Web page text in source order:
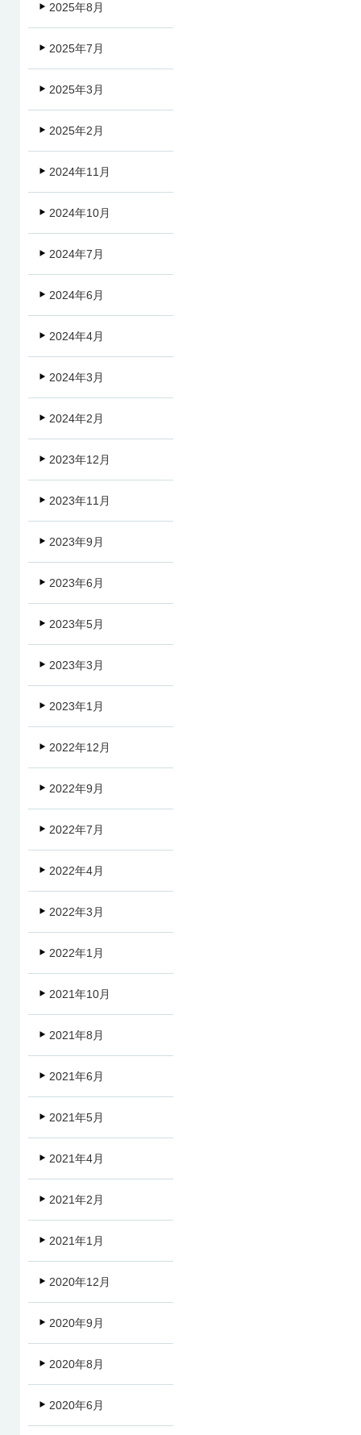
2025年8月
2025年7月
2025年3月
2025年2月
2024年11月
2024年10月
2024年7月
2024年6月
2024年4月
2024年3月
2024年2月
2023年12月
2023年11月
2023年9月
2023年6月
2023年5月
2023年3月
2023年1月
2022年12月
2022年9月
2022年7月
2022年4月
2022年3月
2022年1月
2021年10月
2021年8月
2021年6月
2021年5月
2021年4月
2021年2月
2021年1月
2020年12月
2020年9月
2020年8月
2020年6月